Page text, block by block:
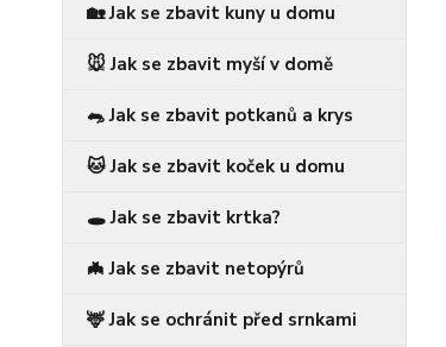
🏡 Jak se zbavit kuny u domu
🐭 Jak se zbavit myší v domě
🐀 Jak se zbavit potkanů a krys
🐱 Jak se zbavit koček u domu
🕳️ Jak se zbavit krtka?
🦇 Jak se zbavit netopýrů
🦌 Jak se ochránit před srnkami